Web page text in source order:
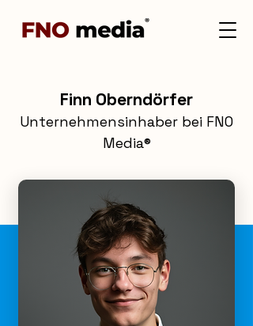
Finn Oberndörfer
Unternehmensinhaber bei FNO
Media®